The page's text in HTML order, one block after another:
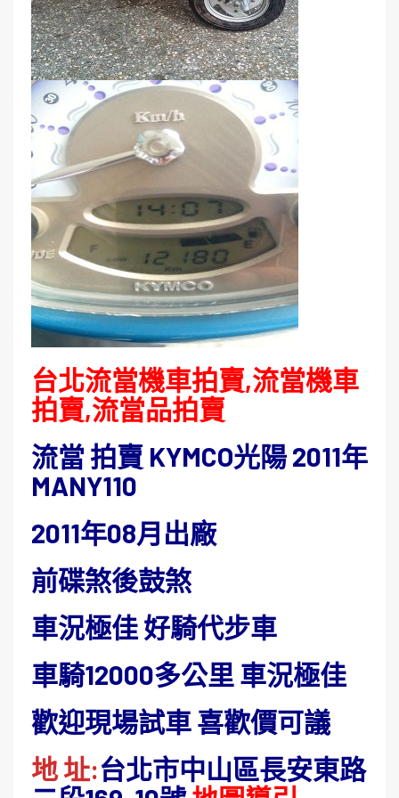
台北流當機車拍賣,流當機車
拍賣,流當品拍賣
流當 拍賣 KYMCO光陽 2011年
MANY110
2011年08月出廠
前碟煞後鼓煞
車況極佳 好騎代步車
車騎12000多公里 車況極佳
歡迎現場試車 喜歡價可議
地 址:台北市中山區長安東路